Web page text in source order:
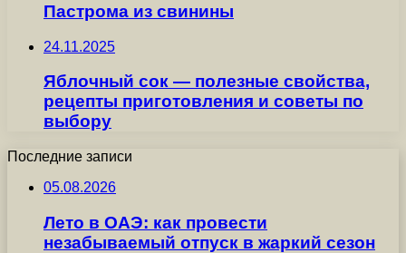
Пастрома из свинины
24.11.2025
Яблочный сок — полезные свойства,
рецепты приготовления и советы по
выбору
Последние записи
05.08.2026
Лето в ОАЭ: как провести
незабываемый отпуск в жаркий сезон